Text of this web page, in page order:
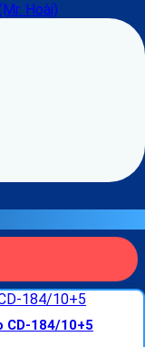
Hoài)
CD-184/10+5